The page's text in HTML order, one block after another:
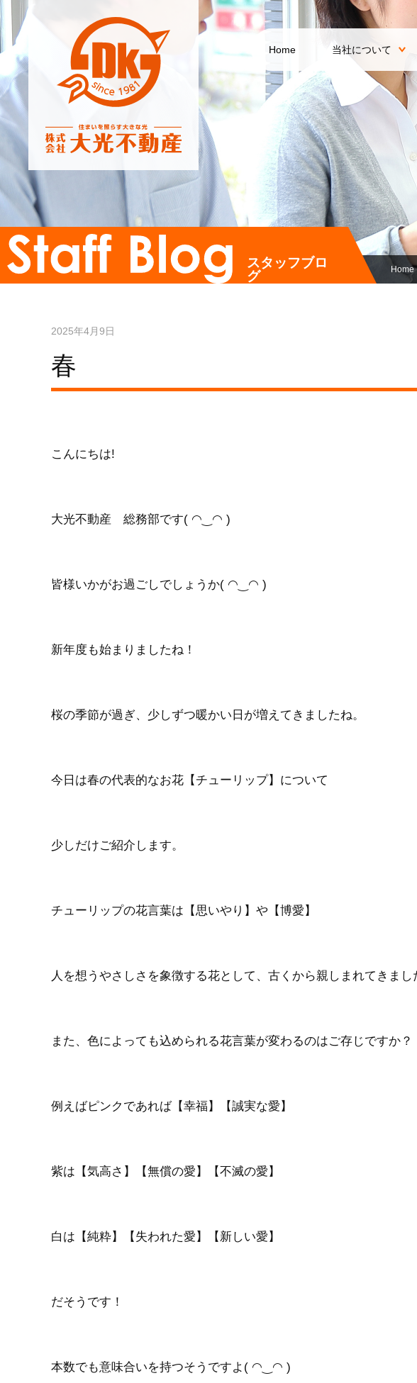
Home 当社について
スタッフブロ
グ
Home
2025年4月9日
春
こんにちは!
大光不動産 総務部です( ◠‿◠ )
皆様いかがお過ごしでしょうか( ◠‿◠ )
新年度も始まりましたね！
桜の季節が過ぎ、少しずつ暖かい日が増えてきましたね。
今日は春の代表的なお花【チューリップ】について
少しだけご紹介します。
チューリップの花言葉は【思いやり】や【博愛】
人を想うやさしさを象徴する花として、古くから親しまれてきまし
また、色によっても込められる花言葉が変わるのはご存じですか？
例えばピンクであれば【幸福】【誠実な愛】
紫は【気高さ】【無償の愛】【不滅の愛】
白は【純粋】【失われた愛】【新しい愛】
だそうです！
本数でも意味合いを持つそうですよ( ◠‿◠ )